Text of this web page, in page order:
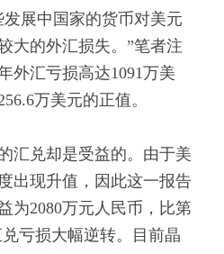
展中国家的货币对美元
大的外汇损失。”笔者注
外汇亏损高达1091万美
万美元的正值。
汇兑却是受益的。由于美
出现升值，因此这一报告
为2080万元人民币，比第
亏损大幅逆转。目前晶